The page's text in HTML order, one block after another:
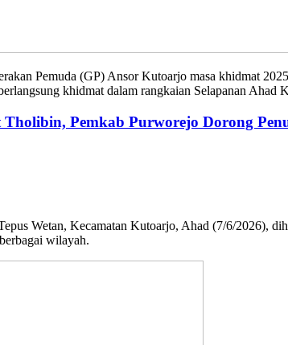
Pemuda (GP) Ansor Kutoarjo masa khidmat
khidmat dalam rangkaian Selapanan
Pemkab Purworejo Dorong
Wetan, Kecamatan Kutoarjo, Ahad (7/6/2026),
wilayah.